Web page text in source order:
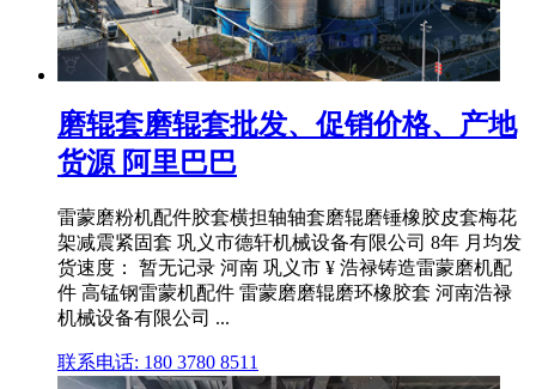
磨辊套磨辊套批发、促销价格、产地
货源 阿里巴巴
雷蒙磨粉机配件胶套横担轴轴套磨辊磨锤橡胶皮套梅花
架减震紧固套 巩义市德轩机械设备有限公司 8年 月均发
货速度： 暂无记录 河南 巩义市 ¥ 浩禄铸造雷蒙磨机配
件 高锰钢雷蒙机配件 雷蒙磨磨辊磨环橡胶套 河南浩禄
机械设备有限公司 ...
联系电话: 180 3780 8511